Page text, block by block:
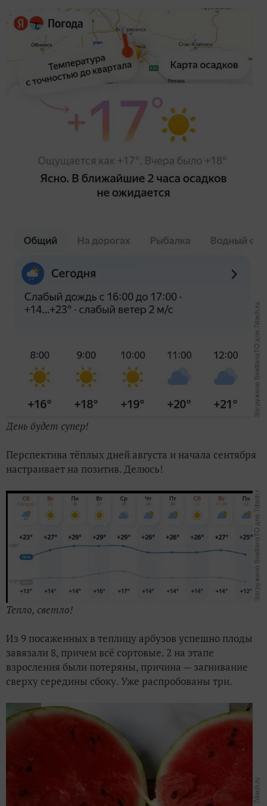
Грустный день августа
Капуста в августе: новые посадки
День будет супер!
Перспектива тёплых дней августа и начала сентября
настраивает на позитив. Делюсь!
Тепло, светло!
Из 9 посаженных в теплицу арбузов успешно плоды
завязали 8, причем всё сортовые. 2 на этапе
взросления были потеряны, причина — загнивание
сверху середины сбоку. Уже распробованы три.